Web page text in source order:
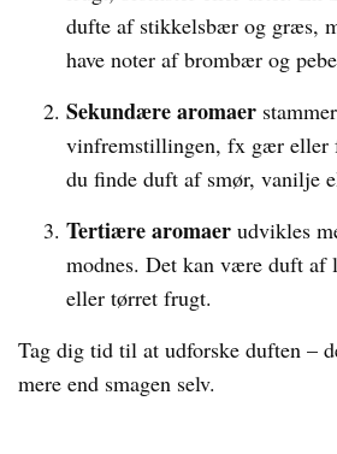
dufte af stikkelsbær og græs,
have noter af brombær og
Sekundære aromaer
vinfremstillingen, fx gær eller
du finde duft af smør, vanilje
Tertiære aromaer udvikles
modnes. Det kan være duft af
eller tørret frugt.
Tag dig tid til at udforske duften –
mere end smagen selv.